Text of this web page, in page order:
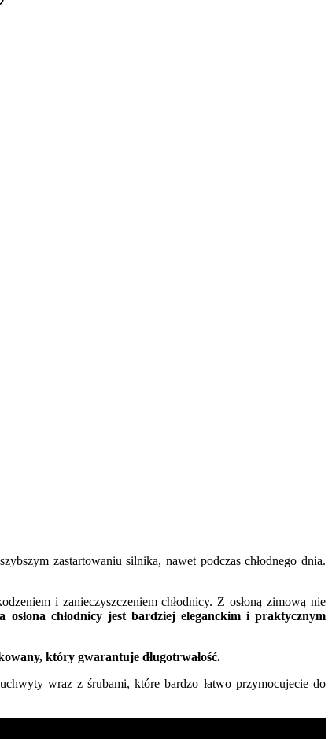
zastartowaniu silnika, nawet podczas chłodnego dnia.
i zanieczyszczeniem chłodnicy. Z osłoną zimową nie
osłona chłodnicy jest bardziej eleganckim i praktycznym
który gwarantuje długotrwałość.
wraz z śrubami, które bardzo łatwo przymocujecie do